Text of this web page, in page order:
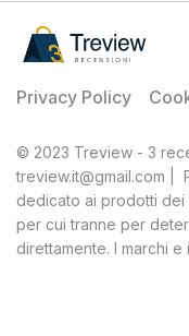
Privacy Policy
© 2023 Treview - 3
treview.it@gmail.com |
dedicato ai prodotti dei
per cui tranne per
direttamente. I marchi